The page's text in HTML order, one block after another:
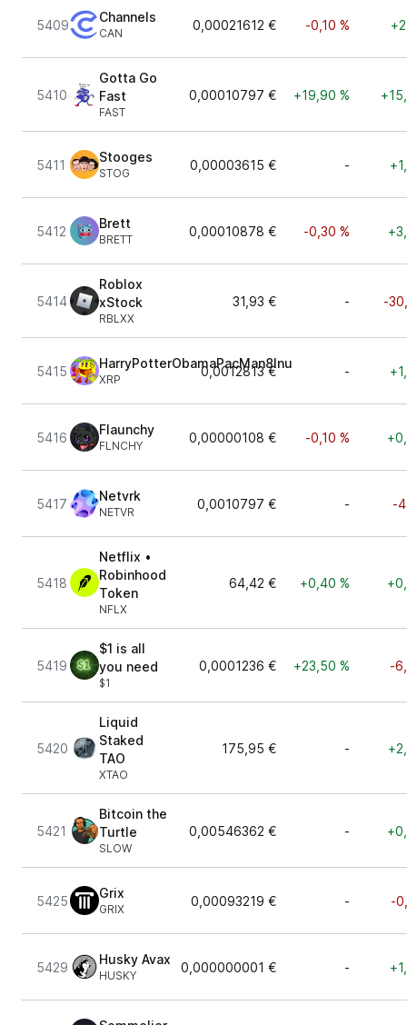
5409
Channels
CAN
0,00021612 € -0,10 %
5410
Gotta Go
Fast
FAST
0,00010797 € +19,90 %
5411
Stooges
STOG
0,00003615 € -
5412
Brett
BRETT
0,00010878 € -0,30 %
5414
Roblox
xStock
RBLXX
31,93 € - -
5415
HarryPotterObamaPacMan8Inu
XRP
0,0012813 € -
5416
Flaunchy
FLNCHY
0,00000108 € -0,10 %
5417
Netvrk
NETVR
0,0010797 € - -
5418
Netflix •
Robinhood
Token
NFLX
64,42 € +0,40 %
5419
$1 is all
you need
$1
0,0001236 € +23,50 % -
5420
Liquid
Staked
TAO
XTAO
175,95 € -
5421
Bitcoin the
Turtle
SLOW
0,00546362 € -
5425
Grix
GRIX
0,00093219 € - -
5429
Husky Avax
HUSKY
0,000000001 € -